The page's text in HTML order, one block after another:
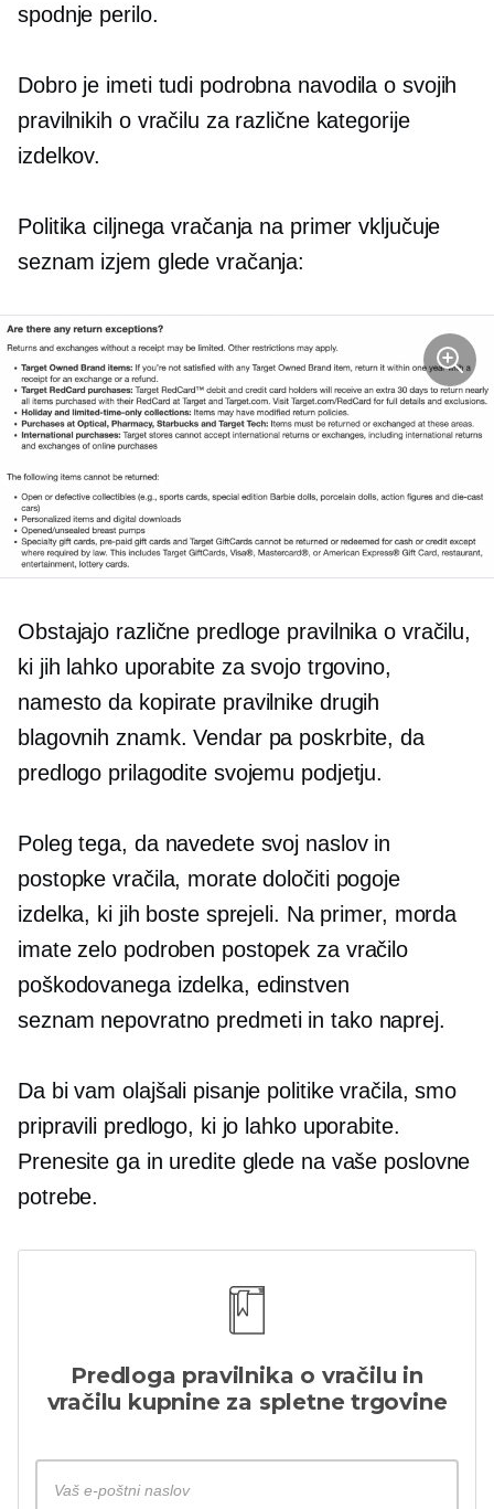
spodnje perilo.
Dobro je imeti tudi podrobna navodila o svojih
pravilnikih o vračilu za različne kategorije
izdelkov.
Politika ciljnega vračanja na primer vključuje
seznam izjem glede vračanja:
Obstajajo različne predloge pravilnika o vračilu,
ki jih lahko uporabite za svojo trgovino,
namesto da kopirate pravilnike drugih
blagovnih znamk. Vendar pa poskrbite, da
predlogo prilagodite svojemu podjetju.
Poleg tega, da navedete svoj naslov in
postopke vračila, morate določiti pogoje
izdelka, ki jih boste sprejeli. Na primer, morda
imate zelo podroben postopek za vračilo
poškodovanega izdelka, edinstven
seznam nepovratno predmeti in tako naprej.
Da bi vam olajšali pisanje politike vračila, smo
pripravili predlogo, ki jo lahko uporabite.
Prenesite ga in uredite glede na vaše poslovne
potrebe.
Predloga pravilnika o vračilu in
vračilu kupnine za spletne trgovine